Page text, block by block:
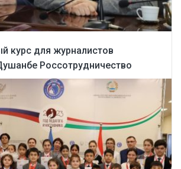
курс для журналистов
Россотрудничество